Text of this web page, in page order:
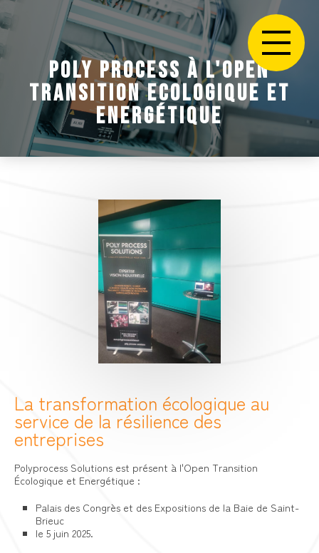
POLY PROCESS À L'OPEN
TRANSITION ECOLOGIQUE ET
ENERGÉTIQUE
La transformation écologique au
service de la résilience des
entreprises
Polyprocess Solutions est présent à l'Open Transition
Écologique et Energétique :
Palais des Congrès et des Expositions de la Baie de Saint-
Brieuc
le 5 juin 2025.